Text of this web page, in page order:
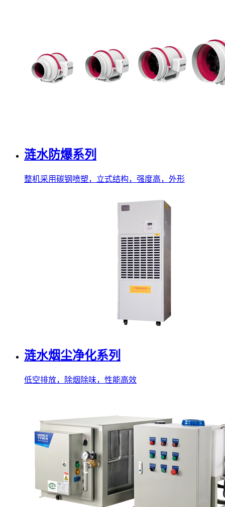
涟水防爆系列
整机采用碳钢喷塑，立式结构，强度高，外形
涟水烟尘净化系列
低空排放，除烟除味，性能高效